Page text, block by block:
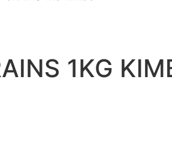
1KG